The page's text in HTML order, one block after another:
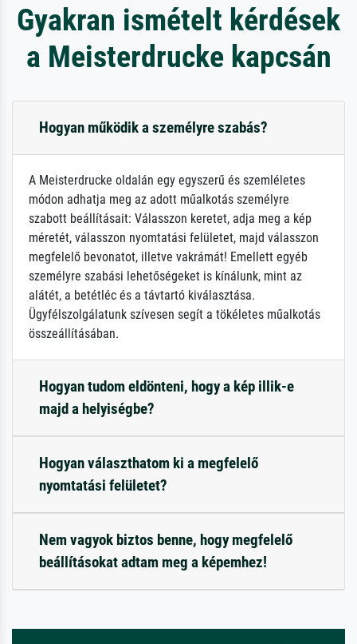
Gyakran ismételt kérdések
a Meisterdrucke kapcsán
Hogyan működik a személyre szabás?
A Meisterdrucke oldalán egy egyszerű és szemléletes
módon adhatja meg az adott műalkotás személyre
szabott beállításait: Válasszon keretet, adja meg a kép
méretét, válasszon nyomtatási felületet, majd válasszon
megfelelő bevonatot, illetve vakrámát! Emellett egyéb
személyre szabási lehetőségeket is kínálunk, mint az
alátét, a betétléc és a távtartó kiválasztása.
Ügyfélszolgálatunk szívesen segít a tökéletes műalkotás
összeállításában.
Hogyan tudom eldönteni, hogy a kép illik-e
majd a helyiségbe?
Hogyan választhatom ki a megfelelő
nyomtatási felületet?
Nem vagyok biztos benne, hogy megfelelő
beállításokat adtam meg a képemhez!